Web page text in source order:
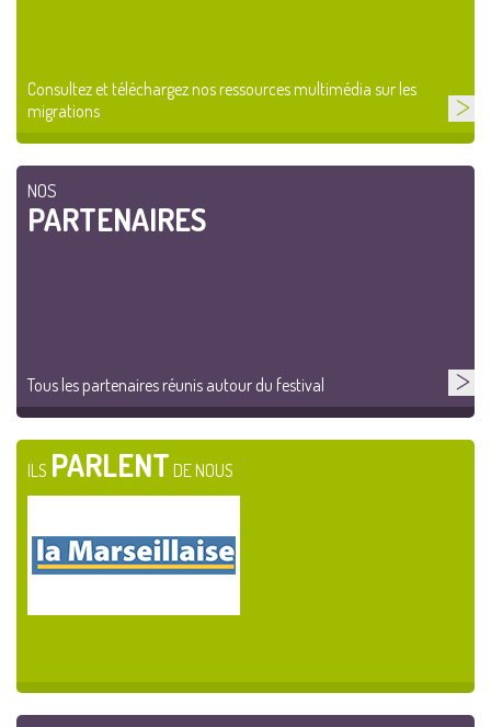
Consultez et téléchargez nos ressources multimédia sur les
migrations
NOS
PARTENAIRES
Tous les partenaires réunis autour du festival
ILS PARLENT DE NOUS